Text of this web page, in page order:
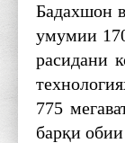
Бадахшон
умумии
расидани
775
барқи